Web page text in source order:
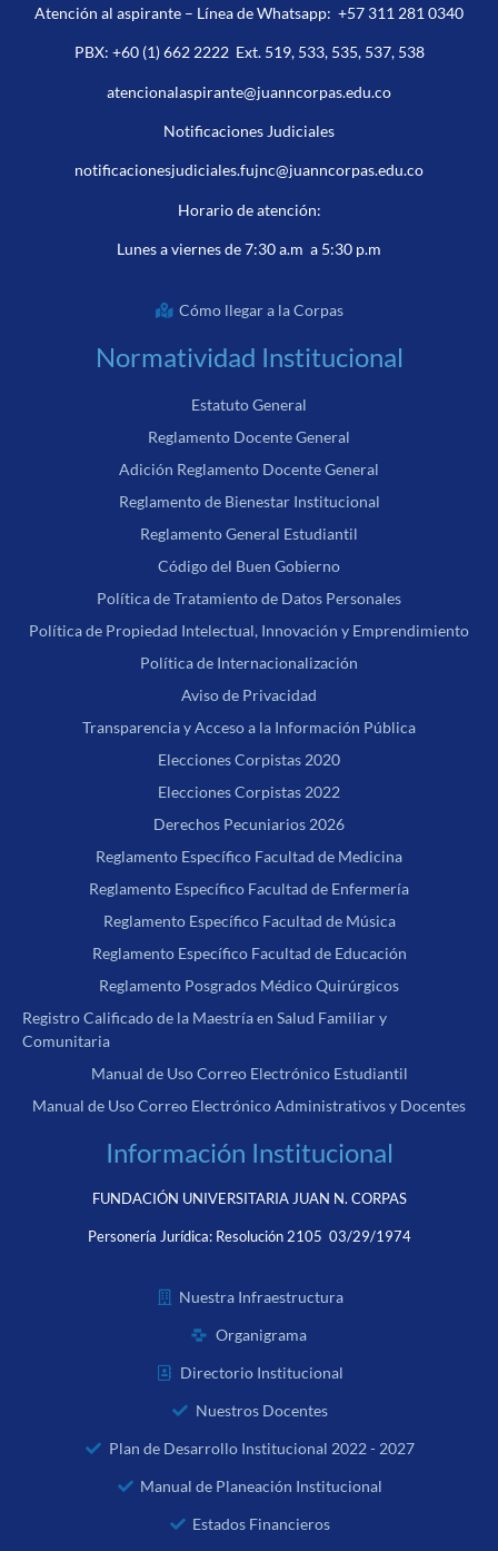
Atención al aspirante – Línea de Whatsapp: +57 311 281 0340
PBX: +60 (1) 662 2222Ext. 519, 533, 535, 537, 538
atencionalaspirante@juanncorpas.edu.co
Notificaciones Judiciales
notificacionesjudiciales.fujnc@juanncorpas.edu.co
Horario de atención:
Lunes a viernes de 7:30 a.m a 5:30 p.m
Cómo llegar a la Corpas
Normatividad Institucional
Estatuto General
Reglamento Docente General
Adición Reglamento Docente General
Reglamento de Bienestar Institucional
Reglamento General Estudiantil
Código del Buen Gobierno
Política de Tratamiento de Datos Personales
Política de Propiedad Intelectual, Innovación y Emprendimiento
Política de Internacionalización
Aviso de Privacidad
Transparencia y Acceso a la Información Pública
Elecciones Corpistas 2020
Elecciones Corpistas 2022
Derechos Pecuniarios 2026
Reglamento Específico Facultad de Medicina
Reglamento Específico Facultad de Enfermería
Reglamento Específico Facultad de Música
Reglamento Específico Facultad de Educación
Reglamento Posgrados Médico Quirúrgicos
Registro Calificado de la Maestría en Salud Familiar y
Comunitaria
Manual de Uso Correo Electrónico Estudiantil
Manual de Uso Correo Electrónico Administrativos y Docentes
Información Institucional
FUNDACIÓN UNIVERSITARIA JUAN N. CORPAS
Personería Jurídica: Resolución 2105 03/29/1974
Nuestra Infraestructura
Organigrama
Directorio Institucional
Nuestros Docentes
Plan de Desarrollo Institucional 2022 - 2027
Manual de Planeación Institucional
Estados Financieros